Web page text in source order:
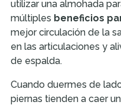
utilizar una almohada
múltiples beneficios
mejor circulación de la
en las articulaciones y
de espalda.
Cuando duermes de
piernas tienden a caer